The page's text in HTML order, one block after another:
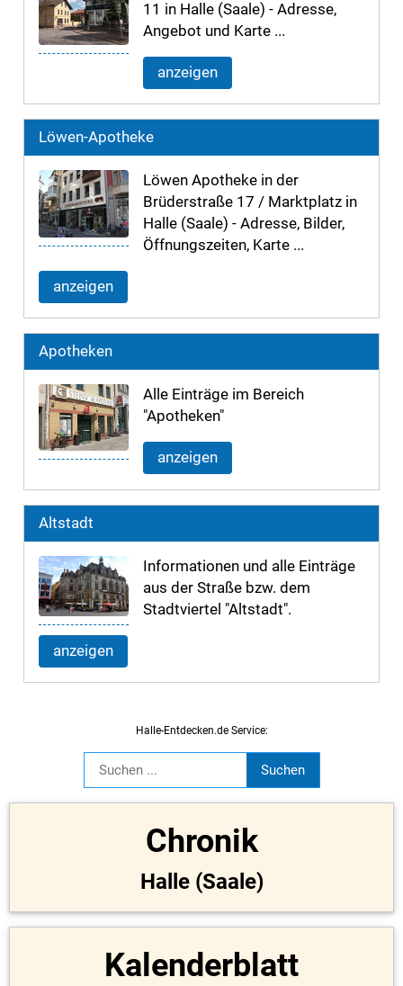
11 in Halle (Saale) - Adresse,
Angebot und Karte ...
anzeigen
Löwen-Apotheke
Löwen Apotheke in der
Brüderstraße 17 / Marktplatz in
Halle (Saale) - Adresse, Bilder,
Öffnungszeiten, Karte ...
anzeigen
Apotheken
Alle Einträge im Bereich
"Apotheken"
anzeigen
Altstadt
Informationen und alle Einträge
aus der Straße bzw. dem
Stadtviertel "Altstadt".
anzeigen
Halle-Entdecken.de Service:
Chronik
Halle (Saale)
Kalenderblatt